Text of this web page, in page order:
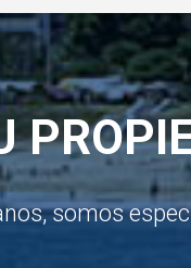
somos